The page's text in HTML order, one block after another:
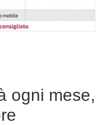
ogni mese,